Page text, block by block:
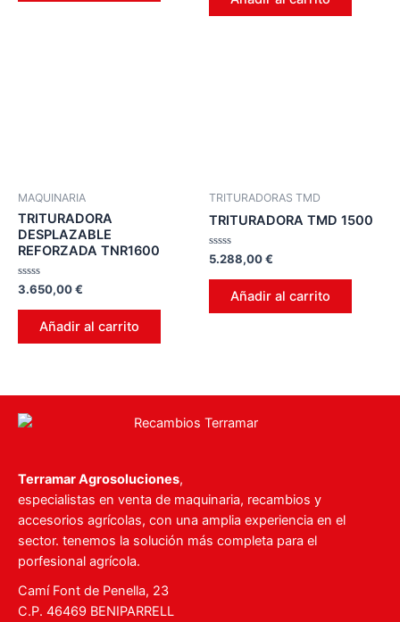
MAQUINARIA
TRITURADORA
DESPLAZABLE
REFORZADA TNR1600
Valorado
0
3.650,00€
Añadir al carrito
TRITURADORAS TMD
TRITURADORA TMD 1500
Valorado
0
5.288,00€
Añadir al carrito
Terramar Agrosoluciones,
especialistas en venta de maquinaria, recambios y
accesorios agrícolas, con una amplia experiencia en el
sector. tenemos la solución más completa para el
porfesional agrícola.
Camí Font de Penella, 23
C.P. 46469 BENIPARRELL